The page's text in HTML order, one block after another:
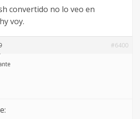
convertido no lo veo en
voy.
#6400